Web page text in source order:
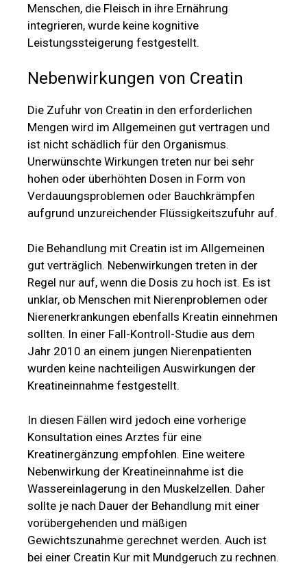
Menschen, die Fleisch in ihre Ernährung
integrieren, wurde keine kognitive
Leistungssteigerung festgestellt.
Nebenwirkungen von Creatin
Die Zufuhr von Creatin in den erforderlichen
Mengen wird im Allgemeinen gut vertragen und
ist nicht schädlich für den Organismus.
Unerwünschte Wirkungen treten nur bei sehr
hohen oder überhöhten Dosen in Form von
Verdauungsproblemen oder Bauchkrämpfen
aufgrund unzureichender Flüssigkeitszufuhr auf.
Die Behandlung mit Creatin ist im Allgemeinen
gut verträglich. Nebenwirkungen treten in der
Regel nur auf, wenn die Dosis zu hoch ist. Es ist
unklar, ob Menschen mit Nierenproblemen oder
Nierenerkrankungen ebenfalls Kreatin einnehmen
sollten. In einer Fall-Kontroll-Studie aus dem
Jahr 2010 an einem jungen Nierenpatienten
wurden keine nachteiligen Auswirkungen der
Kreatineinnahme festgestellt.
In diesen Fällen wird jedoch eine vorherige
Konsultation eines Arztes für eine
Kreatinergänzung empfohlen. Eine weitere
Nebenwirkung der Kreatineinnahme ist die
Wassereinlagerung in den Muskelzellen. Daher
sollte je nach Dauer der Behandlung mit einer
vorübergehenden und mäßigen
Gewichtszunahme gerechnet werden. Auch ist
bei einer Creatin Kur mit Mundgeruch zu rechnen.